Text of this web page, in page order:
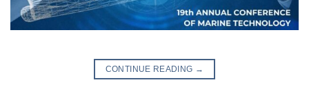
CONTINUE READING →